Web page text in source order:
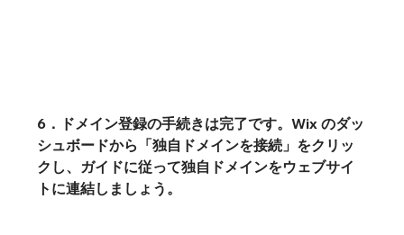
6．ドメイン登録の手続きは完了です。Wix のダッ
シュボードから「独自ドメインを接続」をクリッ
クし、ガイドに従って独自ドメインをウェブサイ
トに連結しましょう。